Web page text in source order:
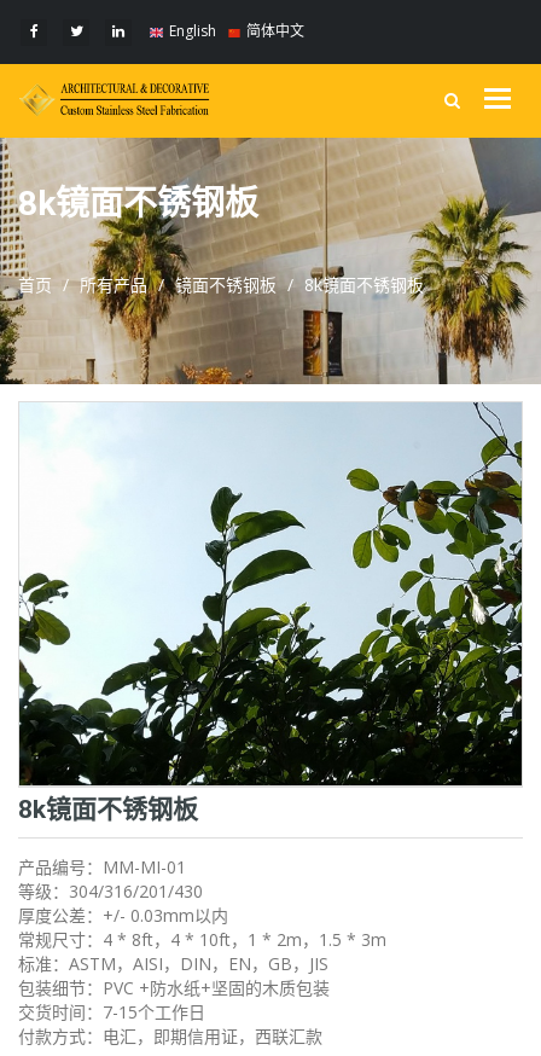
English 简体中文
8k镜面不锈钢板
首页 所有产品 镜面不锈钢板 8k镜面不锈钢板
8k镜面不锈钢板
产品编号：MM-MI-01
等级：304/316/201/430
厚度公差：+/- 0.03mm以内
常规尺寸：4 * 8ft，4 * 10ft，1 * 2m，1.5 * 3m
标准：ASTM，AISI，DIN，EN，GB，JIS
包装细节：PVC +防水纸+坚固的木质包装
交货时间：7-15个工作日
付款方式：电汇，即期信用证，西联汇款